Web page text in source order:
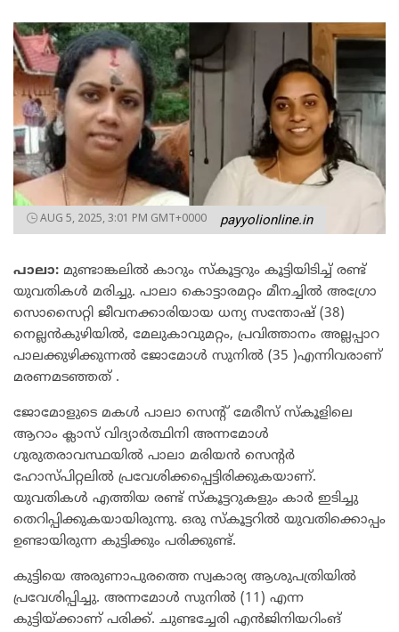
AUG 5, 2025, 3:01 PM GMT+0000 payyolionline.in
പാലാ: മുണ്ടാങ്കലിൽ കാറും സ്കൂട്ടറും കൂട്ടിയിടിച്ച് രണ്ട്
യുവതികൾ മരിച്ചു. പാലാ കൊട്ടാരമറ്റം മീനച്ചിൽ അഗ്രോ
സൊസൈറ്റി ജീവനക്കാരിയായ ധന്യ സന്തോഷ് (38)
നെല്ലൻകുഴിയിൽ, മേലുകാവുമറ്റം, പ്രവിത്താനം അല്ലപ്പാറ
പാലക്കുഴിക്കുന്നൽ ജോമോൾ സുനിൽ (35 )എന്നിവരാണ്
മരണമടഞ്ഞത് .
ജോമോളുടെ മകൾ പാലാ സെന്റ് മേരീസ് സ്കൂളിലെ
ആറാം ക്ലാസ് വിദ്യാർത്ഥിനി അന്നമോൾ
ഗുരുതരാവസ്ഥയിൽ പാലാ മരിയൻ സെൻ്റർ
ഹോസ്പിറ്റലിൽ പ്രവേശിക്കപ്പെട്ടിരിക്കുകയാണ്.
യുവതികൾ എത്തിയ രണ്ട് സ്കൂട്ടറുകളും കാർ ഇടിച്ചു
തെറിപ്പിക്കുകയായിരുന്നു. ഒരു സ്കൂട്ടറിൽ യുവതിക്കൊപ്പം
ഉണ്ടായിരുന്ന കുട്ടിക്കും പരിക്കുണ്ട്.
കുട്ടിയെ അരുണാപുരത്തെ സ്വകാര്യ ആശുപത്രിയിൽ
പ്രവേശിപ്പിച്ചു. അന്നമോൾ സുനിൽ (11) എന്ന
കുട്ടിയ്ക്കാണ് പരിക്ക്. ചുണ്ടച്ചേരി എൻജിനിയറിംങ്